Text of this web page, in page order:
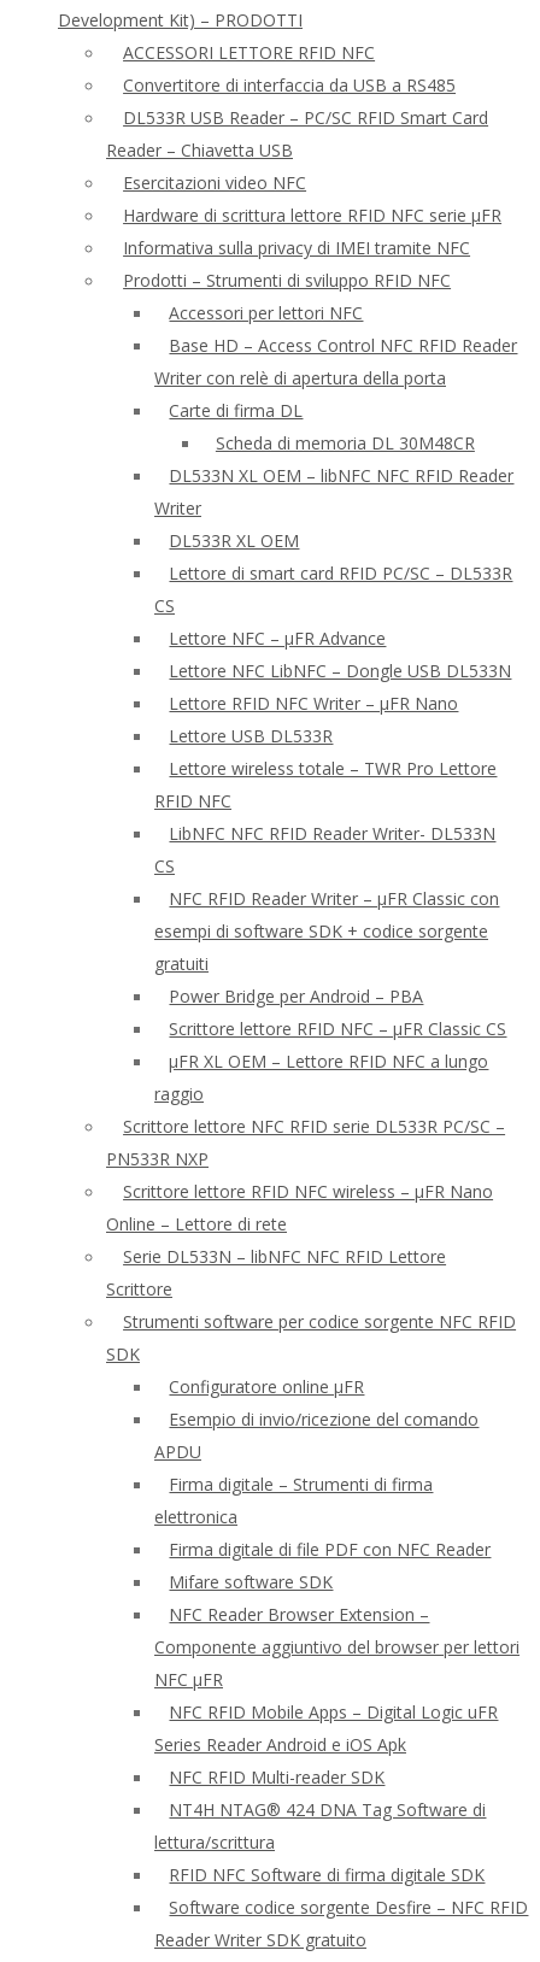
Development Kit) – PRODOTTI
ACCESSORI LETTORE RFID NFC
Convertitore di interfaccia da USB a RS485
DL533R USB Reader – PC/SC RFID Smart Card
Reader – Chiavetta USB
Esercitazioni video NFC
Hardware di scrittura lettore RFID NFC serie μFR
Informativa sulla privacy di IMEI tramite NFC
Prodotti – Strumenti di sviluppo RFID NFC
Accessori per lettori NFC
Base HD – Access Control NFC RFID Reader
Writer con relè di apertura della porta
Carte di firma DL
Scheda di memoria DL 30M48CR
DL533N XL OEM – libNFC NFC RFID Reader
Writer
DL533R XL OEM
Lettore di smart card RFID PC/SC – DL533R
CS
Lettore NFC – μFR Advance
Lettore NFC LibNFC – Dongle USB DL533N
Lettore RFID NFC Writer – μFR Nano
Lettore USB DL533R
Lettore wireless totale – TWR Pro Lettore
RFID NFC
LibNFC NFC RFID Reader Writer- DL533N
CS
NFC RFID Reader Writer – μFR Classic con
esempi di software SDK + codice sorgente
gratuiti
Power Bridge per Android – PBA
Scrittore lettore RFID NFC – μFR Classic CS
μFR XL OEM – Lettore RFID NFC a lungo
raggio
Scrittore lettore NFC RFID serie DL533R PC/SC –
PN533R NXP
Scrittore lettore RFID NFC wireless – μFR Nano
Online – Lettore di rete
Serie DL533N – libNFC NFC RFID Lettore
Scrittore
Strumenti software per codice sorgente NFC RFID
SDK
Configuratore online μFR
Esempio di invio/ricezione del comando
APDU
Firma digitale – Strumenti di firma
elettronica
Firma digitale di file PDF con NFC Reader
Mifare software SDK
NFC Reader Browser Extension –
Componente aggiuntivo del browser per lettori
NFC μFR
NFC RFID Mobile Apps – Digital Logic uFR
Series Reader Android e iOS Apk
NFC RFID Multi-reader SDK
NT4H NTAG® 424 DNA Tag Software di
lettura/scrittura
RFID NFC Software di firma digitale SDK
Software codice sorgente Desfire – NFC RFID
Reader Writer SDK gratuito